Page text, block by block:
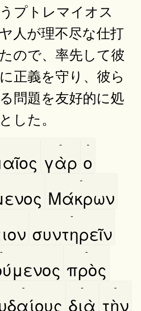
プトレマイオス
人が理不尽な仕打
ので、率先して彼
正義を守り、彼ら
問題を友好的に処
した。
γὰρ
-
ο
-
Μάκρων
-
συντηρεῖν
-
-
πρὸς
-
-
διὰ
-
τὴν
-